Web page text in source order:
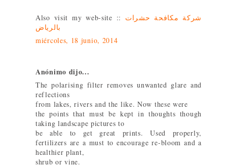
Also visit my web-site :: شركة مكافحة حشرات
بالرياض
miércoles, 18 junio, 2014
Anónimo dijo...
The polarising filter removes unwanted glare and
reflections
from lakes, rivers and the like. Now these were
the points that must be kept in thoughts though
taking landscape pictures to
be able to get great prints. Used properly,
fertilizers are a must to encourage re-bloom and a
healthier plant,
shrub or vine.